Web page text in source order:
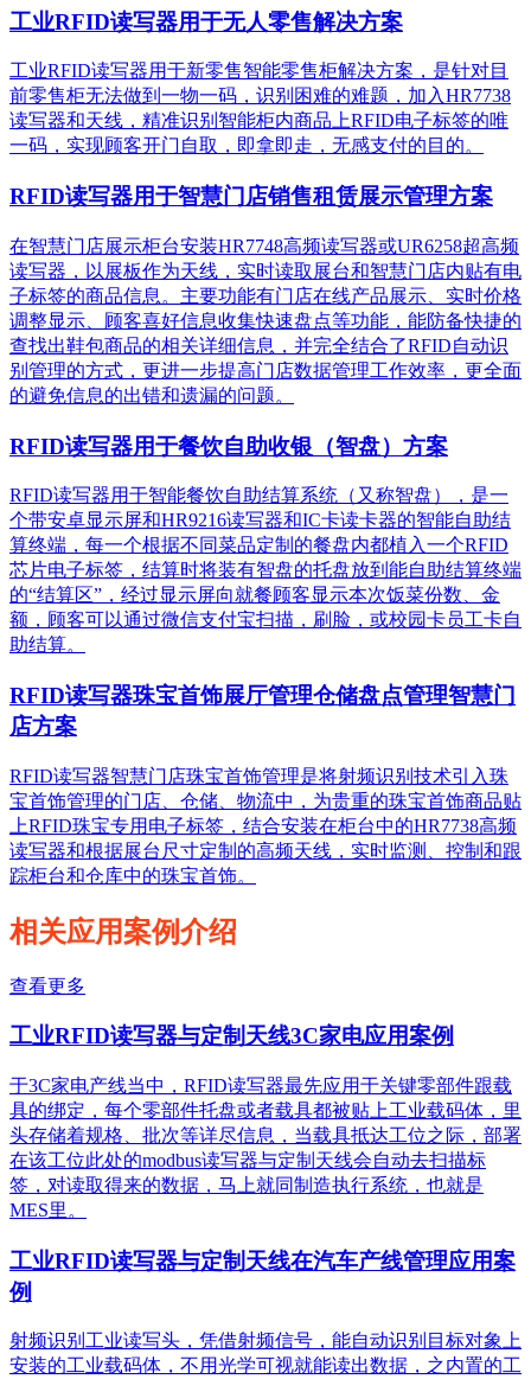
工业RFID读写器用于无人零售解决方案
工业RFID读写器用于新零售智能零售柜解决方案，是针对目
前零售柜无法做到一物一码，识别困难的难题，加入HR7738
读写器和天线，精准识别​智能柜内商品上RFID电子标签的唯
一码，实现顾客开门自取，即拿即走，无感支付的目的。
RFID读写器用于智慧门店销售租赁展示管理方案
在智慧门店展示柜台安装HR7748高频读写器或UR6258超高频
读写器，以展板作为天线，实时读取展台和智慧门店内贴有电
子标签的商品信息。主要功能有门店在线产品展示、实时价格
调整显示、顾客喜好信息收集快速盘点等功能，能防备快捷的
查找出鞋包商品的相关详细信息，并完全结合了RFID自动识
别管理的方式，更进一步提高门店数据管理工作效率，更全面
的避免信息的出错和遗漏的问题。
RFID读写器用于餐饮自助收银（智盘）方案
RFID读写器用于智能餐饮自助结算系统（又称智盘），是一
个带安卓显示屏和HR9216读写器和IC卡读卡器的智能自助结
算终端，每一个根据不同菜品定制的餐盘内都植入一个RFID
芯片电子标签，结算时将装有智盘的托盘放到能自助结算终端
的“结算区”，经过显示屏向就餐顾客显示本次饭菜份数、金
额，顾客可以通过微信支付宝扫描，刷脸，或校园卡员工卡自
助结算。
RFID读写器珠宝首饰展厅管理仓储盘点管理智慧门
店方案
RFID读写器智慧门店珠宝首饰管理是将射频识别技术引入珠
宝首饰管理的门店、仓储、物流中，为贵重的珠宝首饰商品贴
上RFID珠宝专用电子标签，结合安装在柜台中的HR7738高频
读写器和根据展台尺寸定制的高频天线，实时监测、控制和跟
踪柜台和仓库中的珠宝首饰。
相关应用案例介绍
查看更多
工业RFID读写器与定制天线3C家电应用案例
于3C家电产线当中，RFID读写器最先应用于关键零部件跟载
具的绑定，每个零部件托盘或者载具都被贴上工业载码体，里
头存储着规格、批次等详尽信息，当载具抵达工位之际，部署
在该工位此处的modbus读写器与定制天线会自动去扫描标
签，对读取得来的数据，马上就同制造执行系统，也就是
MES里。
工业RFID读写器与定制天线在汽车产线管理应用案
例
射频识别工业读写头，凭借射频信号，能自动识别目标对象上
安装的工业载码体，不用光学可视就能读出数据，之内置的工